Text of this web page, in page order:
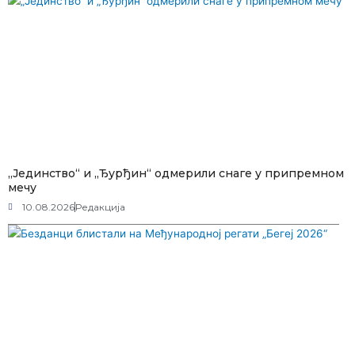
„Јединство“ и „Ђурђин“ одмерили снаге у припремном
мечу
10.08.2026Редакција